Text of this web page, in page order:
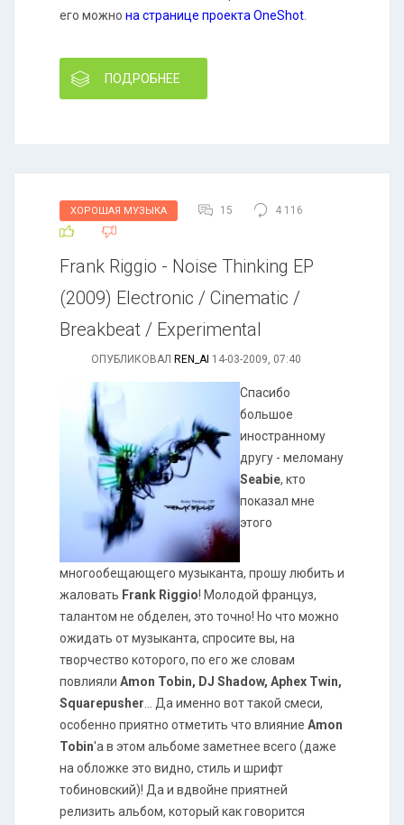
его можно на странице проекта OneShot
ПОДРОБНЕЕ
ХОРОШАЯ МУЗЫКА 15 4 116
Frank Riggio - Noise Thinking EP
(2009) Electronic / Cinematic /
Breakbeat / Experimental
ОПУБЛИКОВАЛ REN_AI 14-03-2009, 07:40
Спасибо
большое
иностранному
другу - меломану
Seabie, кто
показал мне
этого
многообещающего музыканта, прошу любить и
жаловать Frank Riggio! Молодой француз,
талантом не обделен, это точно! Но что можно
ожидать от музыканта, спросите вы, на
творчество которого, по его же словам
повлияли Amon Tobin, DJ Shadow, Aphex Twin,
Squarepusher ... Да именно вот такой смеси,
особенно приятно отметить что влияние Amon
Tobin'а в этом альбоме заметнее всего (даже
на обложке это видно, стиль и шрифт
тобиновский)! Да и вдвойне приятней
релизить альбом, который как говорится